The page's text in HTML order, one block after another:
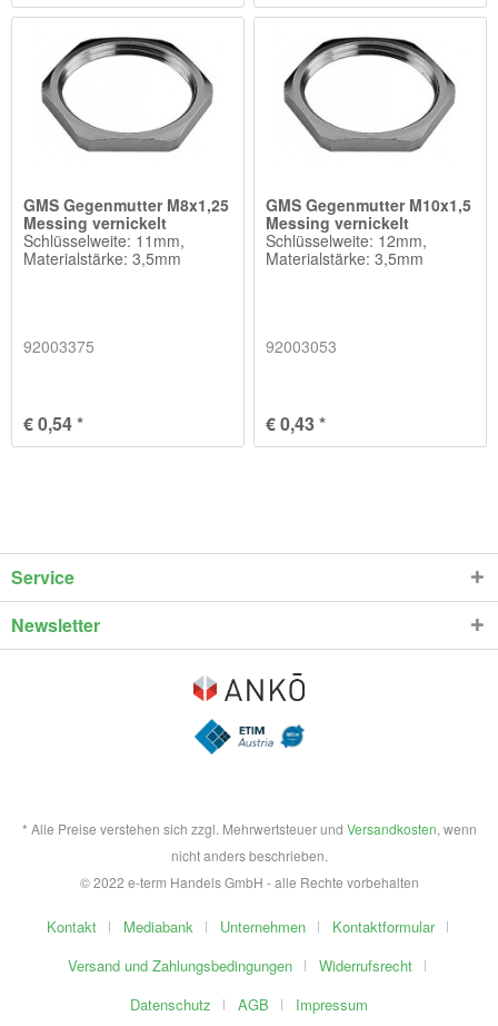
GMS Gegenmutter M8x1,25
Messing vernickelt
Schlüsselweite: 11mm,
Materialstärke: 3,5mm
92003375
€ 0,54 *
GMS Gegenmutter M10x1,5
Messing vernickelt
Schlüsselweite: 12mm,
Materialstärke: 3,5mm
92003053
€ 0,43 *
Service
Newsletter
* Alle Preise verstehen sich zzgl. Mehrwertsteuer und Versandkosten, wenn
nicht anders beschrieben.
© 2022 e-term Handels GmbH - alle Rechte vorbehalten
Kontakt Mediabank Unternehmen
Kontaktformular
Versand und Zahlungsbedingungen
Widerrufsrecht
Datenschutz
AGB Impressum